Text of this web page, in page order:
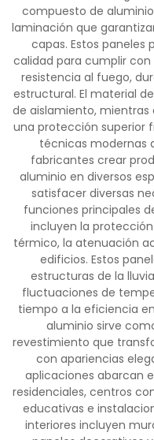
compuesto de
laminación que
capas. Estos paneles
calidad para cumplir
resistencia al fuego,
estructural. El material
de aislamiento,
una protección superior
técnicas modernas
fabricantes crear
aluminio en diversos
satisfacer diversas
funciones principales
incluyen la
térmico, la atenuación
edificios. Estos
estructuras de la
fluctuaciones de
tiempo a la eficiencia
aluminio sirve
revestimiento que
con apariencias
aplicaciones abarcan
residenciales, centros
educativas e
interiores incluyen